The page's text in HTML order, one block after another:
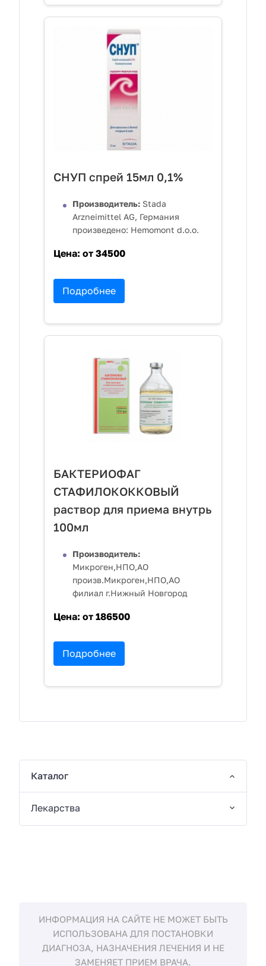
СНУП спрей 15мл 0,1%
Производитель: Stada
Arzneimittel AG, Германия
произведено: Hemomont d.o.o.
Цена: от 34500
Подробнее
БАКТЕРИОФАГ
СТАФИЛОКОККОВЫЙ
раствор для приема внутрь
100мл
Производитель:
Микроген,НПО,АО
произв.Микроген,НПО,АО
филиал г.Нижный Новгород
Цена: от 186500
Подробнее
Каталог
Лекарства
ИНФОРМАЦИЯ НА САЙТЕ НЕ МОЖЕТ БЫТЬ
ИСПОЛЬЗОВАНА ДЛЯ ПОСТАНОВКИ
ДИАГНОЗА, НАЗНАЧЕНИЯ ЛЕЧЕНИЯ И НЕ
ЗАМЕНЯЕТ ПРИЕМ ВРАЧА.